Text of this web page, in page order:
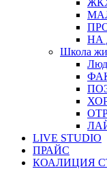
НА
Школа
LIVE STUDIO
ПРАЙС
КОАЛИЦИЯ